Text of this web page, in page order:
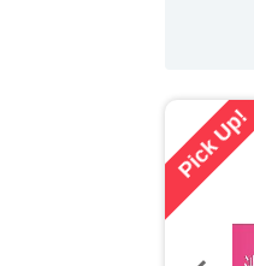
Pick Up!